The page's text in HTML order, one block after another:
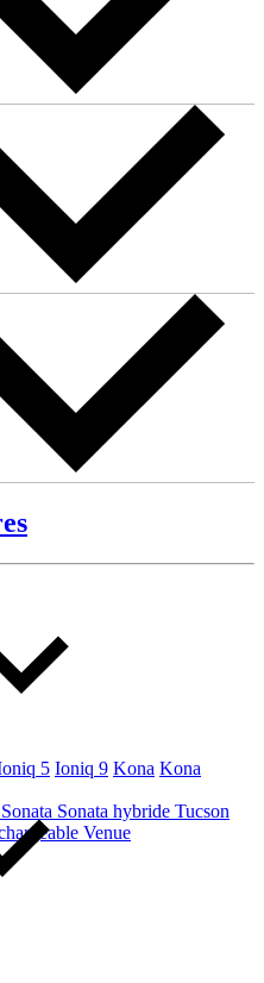
5 Ioniq 9 Kona Kona
Sonata Sonata hybride Tucson
Venue